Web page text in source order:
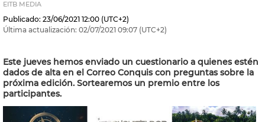
EITB MEDIA
Publicado: 23/06/2021 12:00 (UTC+2)
Última actualización: 02/07/2021 09:07 (UTC+2)
Este jueves hemos enviado un cuestionario a quienes estén
dados de alta en el Correo Conquis con preguntas sobre la
próxima edición. Sortearemos un premio entre los
participantes.